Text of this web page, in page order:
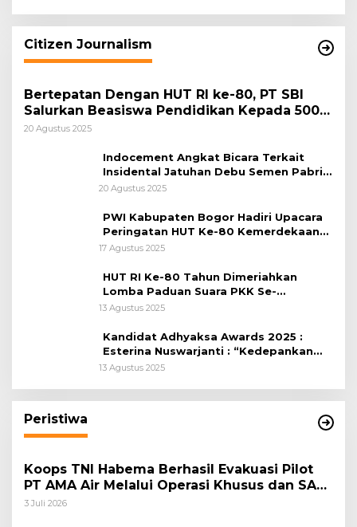
Citizen Journalism
Bertepatan Dengan HUT RI ke-80, PT SBI
Salurkan Beasiswa Pendidikan Kepada 500
Pelajar
20 Agustus 2025
Indocement Angkat Bicara Terkait
Insidental Jatuhan Debu Semen Pabrik
Citeureup
20 Agustus 2025
PWI Kabupaten Bogor Hadiri Upacara
Peringatan HUT Ke-80 Kemerdekaan
RI, di Lapangan Tegar Beriman
17 Agustus 2025
HUT RI Ke-80 Tahun Dimeriahkan
Lomba Paduan Suara PKK Se-
Kabupaten Bogor
13 Agustus 2025
Kandidat Adhyaksa Awards 2025 :
Esterina Nuswarjanti : “Kedepankan
Keadilan Restoratif Wujudkan
13 Agustus 2025
Peristiwa
Koops TNI Habema Berhasil Evakuasi Pilot
PT AMA Air Melalui Operasi Khusus dan SAR
Taktis
3 Juli 2026